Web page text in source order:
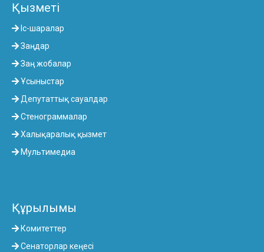
Қызметі
Іс-шаралар
Заңдар
Заң жобалар
Ұсыныстар
Депутаттық сауалдар
Стенограммалар
Халықаралық қызмет
Мультимедиа
Құрылымы
Комитеттер
Сенаторлар кеңесі